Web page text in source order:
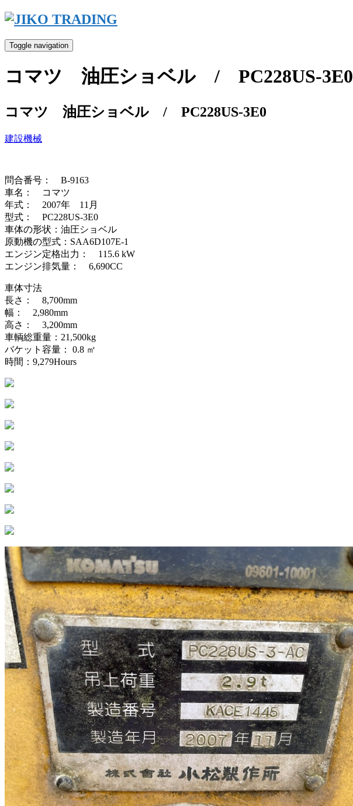
Skip
content
Toggle navigation
コマツ 油圧ショベル / PC228US-3E0
コマツ 油圧ショベル / PC228US-3E0
建設機械
問合番号： B-9163
車名： コマツ
年式： 2007年 11月
型式： PC228US-3E0
車体の形状：油圧ショベル
原動機の型式：SAA6D107E-1
エンジン定格出力： 115.6 kW
エンジン排気量： 6,690CC
車体寸法
長さ： 8,700mm
幅： 2,980mm
高さ： 3,200mm
車輌総重量：21,500kg
バケット容量： 0.8 ㎥
時間：9,279Hours